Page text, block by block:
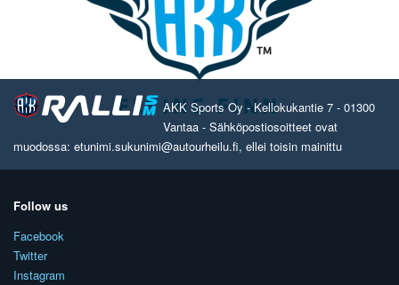
AKK Sports Oy - Kellokukantie 7 - 01300
Vantaa - Sähköpostiosoitteet ovat
muodossa: etunimi.sukunimi@autourheilu.fi, ellei toisin mainittu
Follow us
Facebook
Twitter
Instagram